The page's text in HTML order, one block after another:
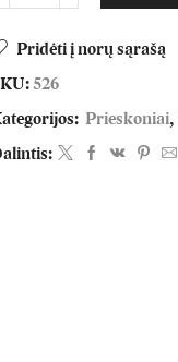
Pridėti į norų sąrašą
526
Prieskoniai,